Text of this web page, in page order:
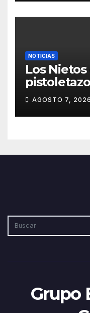
NOTICIAS
Los
Carnaval
sus ensayos
AGOSTO 7, 2026
Grupo